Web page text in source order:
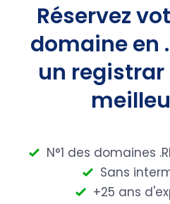
Réservez
domaine en
un
N°1 des domaines
Sans
+25 ans